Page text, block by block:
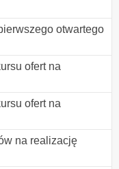
otwartego
ofert na
ofert na
na realizację